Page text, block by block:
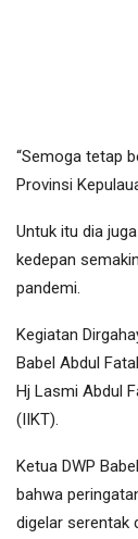
“Semoga tetap
Provinsi
Untuk itu dia
kedepan
pandemi.
Kegiatan
Babel Abdul
Hj Lasmi Abdul
(IIKT).
Ketua DWP
bahwa
digelar serentak